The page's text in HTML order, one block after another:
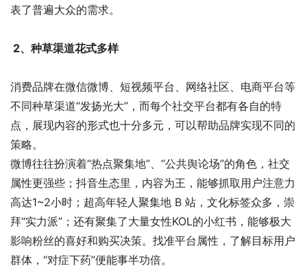
表了普遍大众的需求。
2、种草渠道花式多样
消费品牌在微信微博、短视频平台、网络社区、电商平台等
不同种草渠道“发扬光大”，而每个社交平台都有各自的特
点，展现内容的形式也十分多元，可以帮助品牌实现不同的
策略。
微博往往扮演着“热点聚集地”、“公共舆论场”的角色，社交
属性更强些；抖音生态里，内容为王，能够抓取用户注意力
高达1~2小时；超高年轻人聚集地 B 站，文化标签众多，崇
拜“实力派”；还有聚集了大量女性KOL的小红书，能够极大
影响粉丝的喜好和购买决策。找准平台属性，了解目标用户
群体，“对症下药”便能事半功倍。